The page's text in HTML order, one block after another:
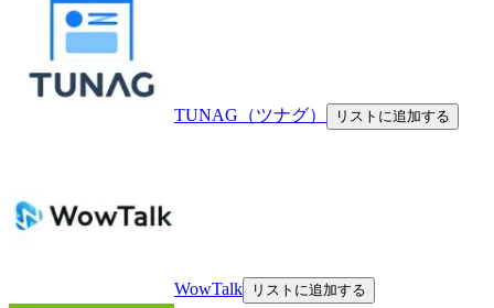
TUNAG（ツナグ） リストに追加する
WowTalk リストに追加する